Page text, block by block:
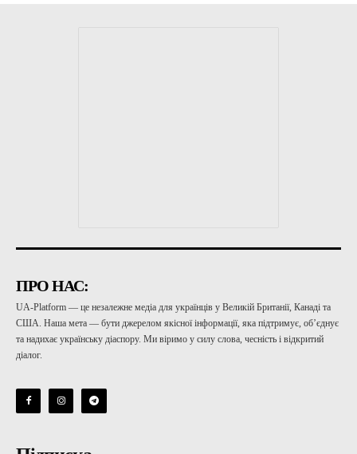
ПРО НАС:
UA-Platform — це незалежне медіа для українців у Великій Британії, Канаді та
США. Наша мета — бути джерелом якісної інформації, яка підтримує, об’єднує
та надихає українську діаспору. Ми віримо у силу слова, чесність і відкритий
діалог.